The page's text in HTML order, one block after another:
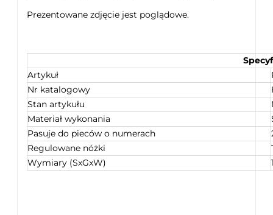
Prezentowane zdjęcie jest poglądowe.
Artykuł
Nr katalogowy
Stan artykułu
Materiał wykonania
Pasuje do pieców o numerach
Regulowane nóżki
Wymiary (SxGxW)